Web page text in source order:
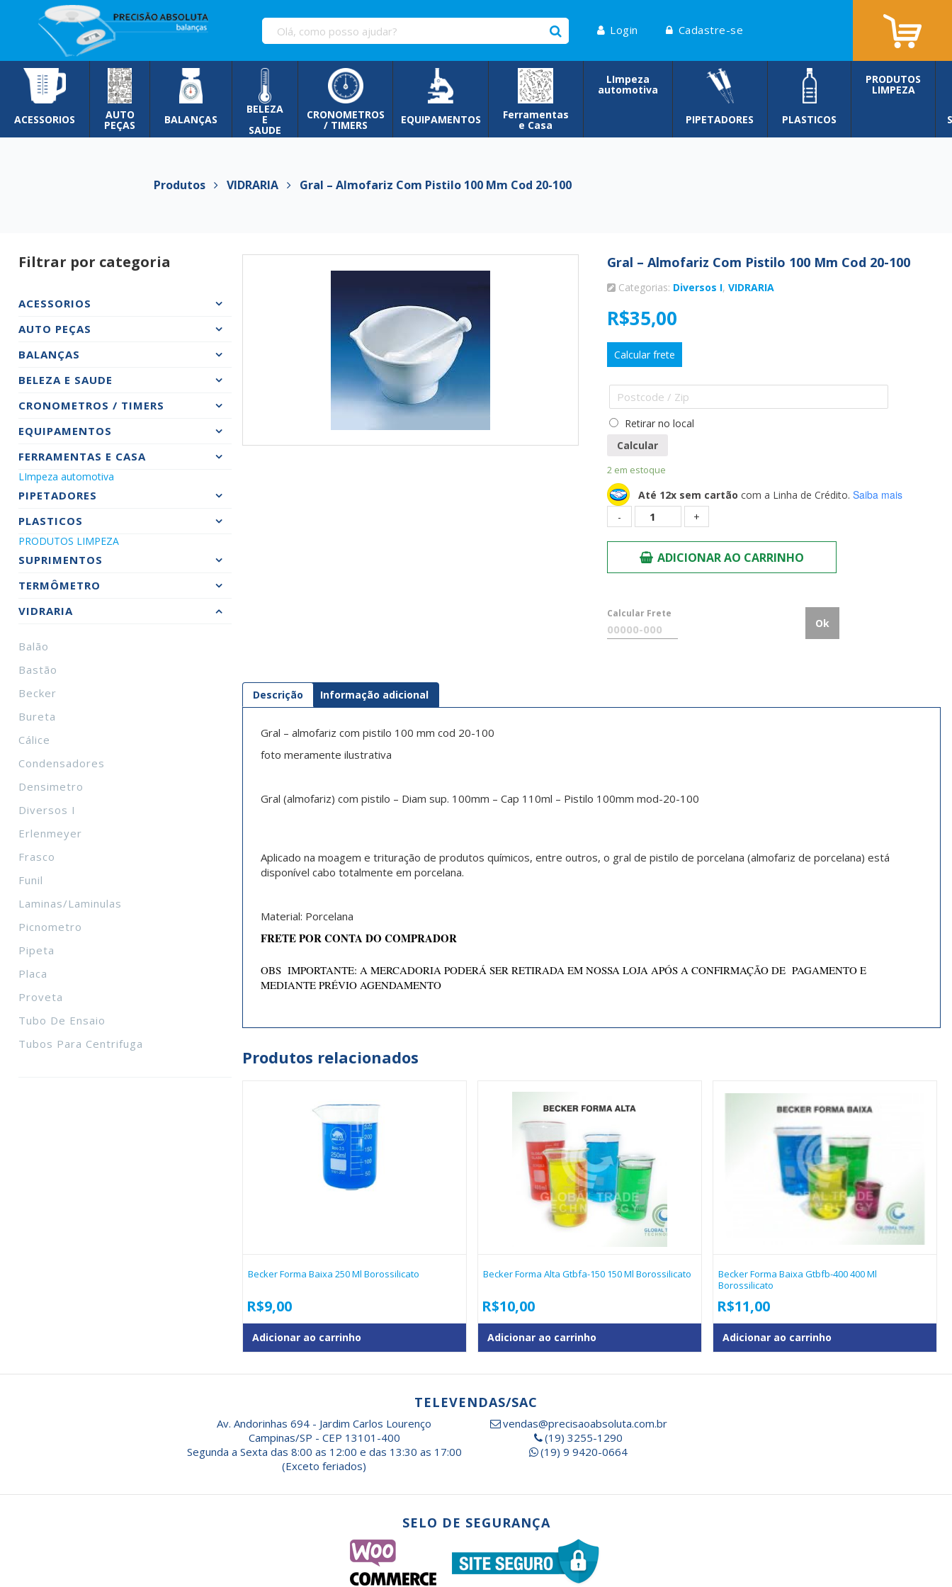
Pular
para
conteúdo
Login Cadastre-se
ACESSORIOS AUTO
PEÇAS BALANÇAS
BELEZA
E
SAUDE
CRONOMETROS
/ TIMERS EQUIPAMENTOS Ferramentas
e Casa
LImpeza
automotiva
PIPETADORES PLASTICOS
PRODUTOS
LIMPEZA
Produtos VIDRARIA Gral – Almofariz Com Pistilo 100 Mm Cod 20-100
Filtrar por categoria
ACESSORIOS
AUTO PEÇAS
BALANÇAS
BELEZA E SAUDE
CRONOMETROS / TIMERS
EQUIPAMENTOS
FERRAMENTAS E CASA
LImpeza automotiva
PIPETADORES
PLASTICOS
PRODUTOS LIMPEZA
SUPRIMENTOS
TERMÔMETRO
VIDRARIA
Balão
Bastão
Becker
Bureta
Cálice
Condensadores
Densimetro
Diversos I
Erlenmeyer
Frasco
Funil
Laminas/Laminulas
Picnometro
Pipeta
Placa
Proveta
Tubo De Ensaio
Tubos Para Centrifuga
Gral – Almofariz Com Pistilo 100 Mm Cod 20-100
Categorias: Diversos I,VIDRARIA
R$35,00
Calcular frete
Retirar no local
Calcular
2 em estoque
Até 12x sem cartão com a Linha de Crédito. Saiba mais
Quantidade
ADICIONAR AO CARRINHO
Calcular Frete
Ok
Descrição Informação adicional
Gral – almofariz com pistilo 100 mm cod 20-100
foto meramente ilustrativa
Gral (almofariz) com pistilo – Diam sup. 100mm – Cap 110ml – Pistilo 100mm mod-20-100
Aplicado na moagem e trituração de produtos químicos, entre outros, o gral de pistilo de porcelana (almofariz de porcelana) está
disponível cabo totalmente em porcelana.
Material: Porcelana
FRETE POR CONTA DO COMPRADOR
OBS IMPORTANTE: A MERCADORIA PODERÁ SER RETIRADA EM NOSSA LOJA APÓS A CONFIRMAÇÃO DE PAGAMENTO E
MEDIANTE PRÉVIO AGENDAMENTO
Produtos relacionados
Becker Forma Baixa 250 Ml Borossilicato
R$9,00
Adicionar ao carrinho
Becker Forma Alta Gtbfa-150 150 Ml Borossilicato
R$10,00
Adicionar ao carrinho
Becker Forma Baixa Gtbfb-400 400 Ml
Borossilicato
R$11,00
Adicionar ao carrinho
TELEVENDAS/SAC
Av. Andorinhas 694 - Jardim Carlos Lourenço
Campinas/SP - CEP 13101-400
Segunda a Sexta das 8:00 as 12:00 e das 13:30 as 17:00
(Exceto feriados)
vendas@precisaoabsoluta.com.br
(19) 3255-1290
(19) 9 9420-0664
SELO DE SEGURANÇA